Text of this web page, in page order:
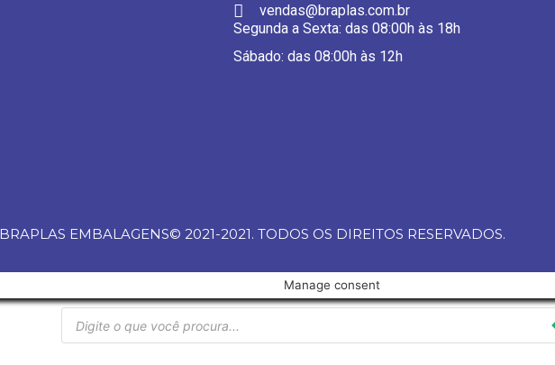
vendas@braplas.com.br
Segunda a Sexta: das 08:00h às 18h
Sábado: das 08:00h às 12h
BRAPLAS EMBALAGENS© 2021-2021. TODOS OS DIREITOS RESERVADOS.
Manage consent